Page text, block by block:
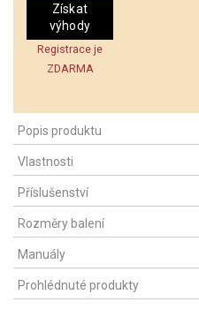
Získat
výhody
Registrace je
ZDARMA
Popis produktu
Vlastnosti
Příslušenství
Rozměry balení
Manuály
Prohlédnuté produkty